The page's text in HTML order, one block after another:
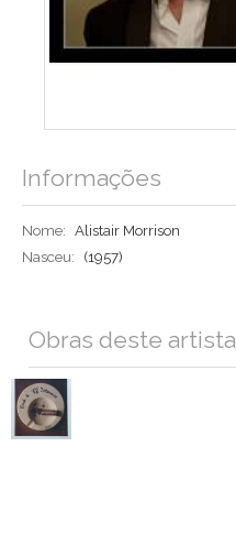
Informações
Nome: Alistair Morrison
Nasceu:
(1957)
Obras deste artista